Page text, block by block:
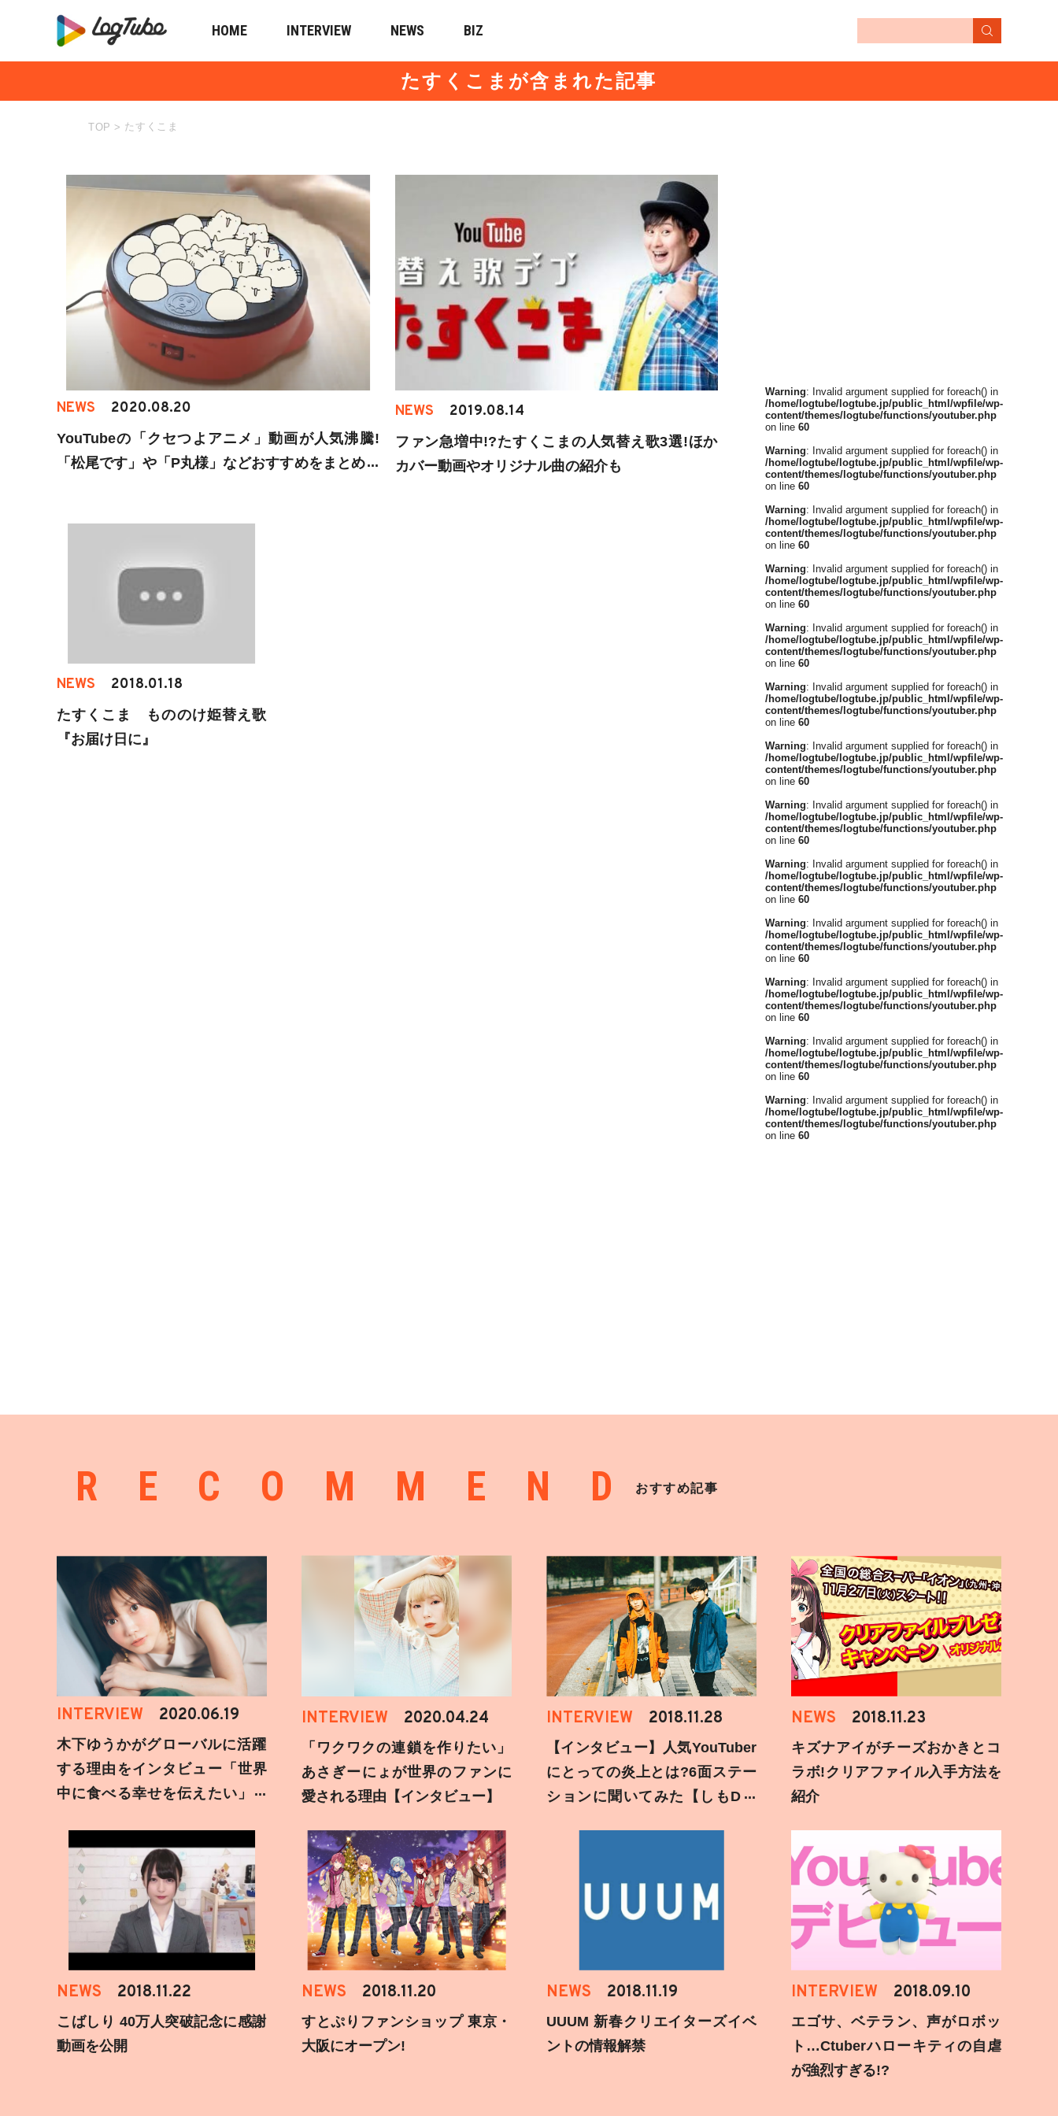
HOME INTERVIEW NEWS BIZ
たすくこまが含まれた記事
TOP > たすくこま
NEWS 2020.08.20
YouTubeの「クセつよアニメ」動画が人気沸騰!
「松尾です」や「P丸様」などおすすめをまとめて
NEWS 2019.08.14
ファン急増中!?たすくこまの人気替え歌3選!ほか
カバー動画やオリジナル曲の紹介も
NEWS 2018.01.18
たすくこま もののけ姫替え歌
『お届け日に』
Warning: Invalid argument supplied for foreach() in
/home/logtube/logtube.jp/public_html/wpfile/wp-
content/themes/logtube/functions/youtuber.php
on line 60
Warning: Invalid argument supplied for foreach() in
/home/logtube/logtube.jp/public_html/wpfile/wp-
content/themes/logtube/functions/youtuber.php
on line 60
Warning: Invalid argument supplied for foreach() in
/home/logtube/logtube.jp/public_html/wpfile/wp-
content/themes/logtube/functions/youtuber.php
on line 60
Warning: Invalid argument supplied for foreach() in
/home/logtube/logtube.jp/public_html/wpfile/wp-
content/themes/logtube/functions/youtuber.php
on line 60
Warning: Invalid argument supplied for foreach() in
/home/logtube/logtube.jp/public_html/wpfile/wp-
content/themes/logtube/functions/youtuber.php
on line 60
Warning: Invalid argument supplied for foreach() in
/home/logtube/logtube.jp/public_html/wpfile/wp-
content/themes/logtube/functions/youtuber.php
on line 60
Warning: Invalid argument supplied for foreach() in
/home/logtube/logtube.jp/public_html/wpfile/wp-
content/themes/logtube/functions/youtuber.php
on line 60
Warning: Invalid argument supplied for foreach() in
/home/logtube/logtube.jp/public_html/wpfile/wp-
content/themes/logtube/functions/youtuber.php
on line 60
Warning: Invalid argument supplied for foreach() in
/home/logtube/logtube.jp/public_html/wpfile/wp-
content/themes/logtube/functions/youtuber.php
on line 60
Warning: Invalid argument supplied for foreach() in
/home/logtube/logtube.jp/public_html/wpfile/wp-
content/themes/logtube/functions/youtuber.php
on line 60
Warning: Invalid argument supplied for foreach() in
/home/logtube/logtube.jp/public_html/wpfile/wp-
content/themes/logtube/functions/youtuber.php
on line 60
Warning: Invalid argument supplied for foreach() in
/home/logtube/logtube.jp/public_html/wpfile/wp-
content/themes/logtube/functions/youtuber.php
on line 60
Warning: Invalid argument supplied for foreach() in
/home/logtube/logtube.jp/public_html/wpfile/wp-
content/themes/logtube/functions/youtuber.php
on line 60
RECOMMENDおすすめ記事
INTERVIEW 2020.06.19
木下ゆうかがグローバルに活躍
する理由をインタビュー「世界
中に食べる幸せを伝えたい」新
INTERVIEW 2020.04.24
「ワクワクの連鎖を作りたい」
あさぎーにょが世界のファンに
愛される理由【インタビュー】
INTERVIEW 2018.11.28
【インタビュー】人気YouTuber
にとっての炎上とは?6面ステー
ションに聞いてみた【しもD遅
NEWS 2018.11.23
キズナアイがチーズおかきとコ
ラボ!クリアファイル入手方法を
紹介
NEWS 2018.11.22
こばしり 40万人突破記念に感謝
動画を公開
NEWS 2018.11.20
すとぷりファンショップ 東京・
大阪にオープン!
NEWS 2018.11.19
UUUM 新春クリエイターズイベ
ントの情報解禁
INTERVIEW 2018.09.10
エゴサ、ベテラン、声がロボッ
ト…Ctuberハローキティの自虐
が強烈すぎる!?